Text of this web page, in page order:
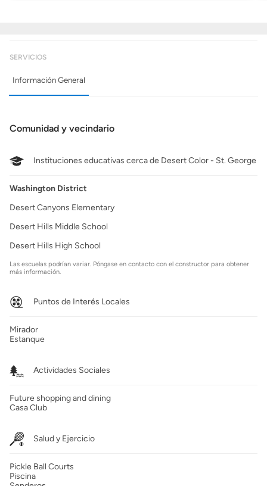
SERVICIOS
Información General
Comunidad y vecindario
Instituciones educativas cerca de Desert Color - St. George
Washington District
Desert Canyons Elementary
Desert Hills Middle School
Desert Hills High School
Las escuelas podrían variar. Póngase en contacto con el constructor para obtener
más información.
Puntos de Interés Locales
Mirador
Estanque
Actividades Sociales
Future shopping and dining
Casa Club
Salud y Ejercicio
Pickle Ball Courts
Piscina